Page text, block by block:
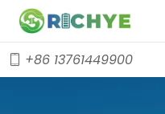
+86 13761449900